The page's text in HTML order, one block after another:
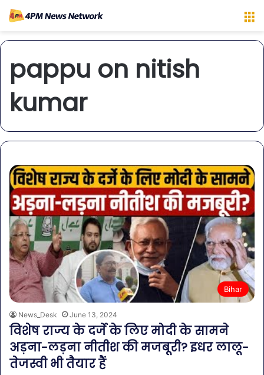
pappu on nitish
kumar
Bihar
News_Desk June 13, 2024
विशेष राज्य के दर्जे के लिए मोदी के सामने
अड़ना-लड़ना नीतीश की मजबूरी? इधर लालू-
तेजस्वी भी तैयार हैं